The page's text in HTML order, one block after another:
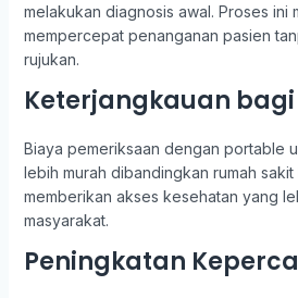
melakukan diagnosis awal. Proses ini
mempercepat penanganan pasien
rujukan.
Keterjangkauan bagi
Biaya pemeriksaan dengan portable
lebih murah dibandingkan rumah sakit
memberikan akses kesehatan yang
masyarakat.
Peningkatan